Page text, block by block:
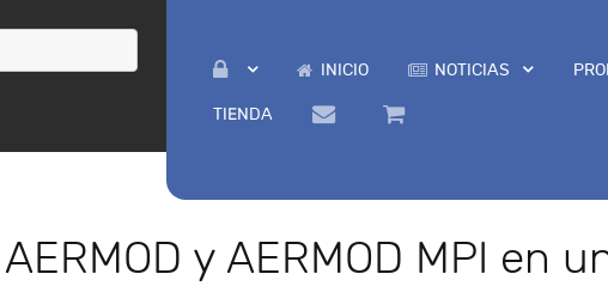
INICIO NOTICIAS
TIENDA
y AERMOD MPI en